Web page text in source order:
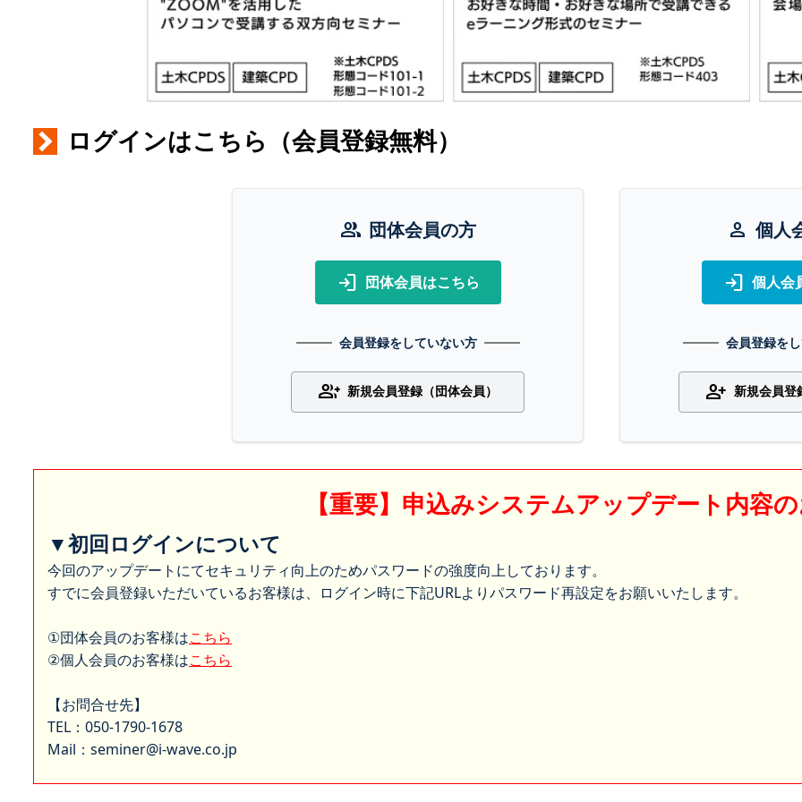
ログインはこちら（会員登録無料）
group 団体会員の方
login 団体会員はこちら
会員登録をしていない方
group_add 新規会員登録（団体会員）
person 個人
login 個人会
会員登録を
person_add 新規会員登
【重要】申込みシステムアップデート内容
▼初回ログインについて
今回のアップデートにてセキュリティ向上のためパスワードの強度向上しております。
すでに会員登録いただいているお客様は、ログイン時に下記URLよりパスワード再設定をお願いいたします。
①団体会員のお客様はこちら
②個人会員のお客様はこちら
【お問合せ先】
TEL：050-1790-1678
Mail：seminer@i-wave.co.jp